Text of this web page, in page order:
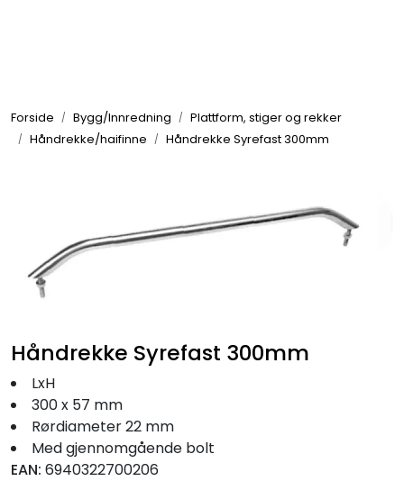
Forside Bygg/Innredning
Plattform, stiger og rekker
Håndrekke/haifinne
Håndrekke Syrefast 300mm
Håndrekke Syrefast 300mm
LxH
300 x 57 mm
Rørdiameter 22 mm
Med gjennomgående bolt
EAN: 6940322700206
Elektrisk
Komfort
Motor/Styring
Fortøyning
Fritid/Sikkerhet